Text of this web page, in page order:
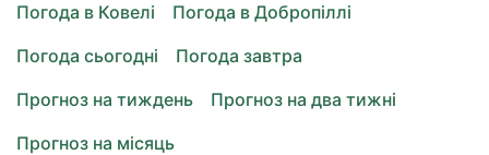
Погода в Ковелі
Погода в Добропіллі
Погода сьогодні
Погода завтра
Прогноз на тиждень
Прогноз на два тижні
Прогноз на місяць